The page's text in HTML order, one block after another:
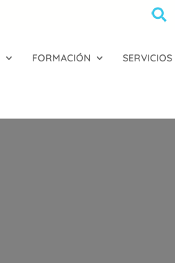
FORMACIÓN SERVICIOS